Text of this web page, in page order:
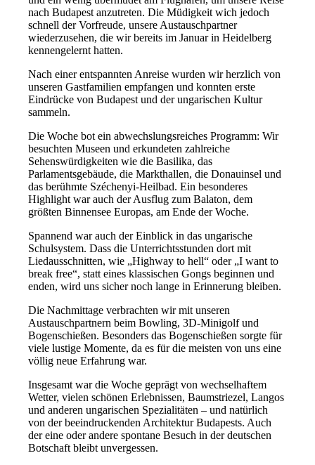
nach Budapest anzutreten. Die Müdigkeit wich jedoch
schnell der Vorfreude, unsere Austauschpartner
wiederzusehen, die wir bereits im Januar in Heidelberg
kennengelernt hatten.
Nach einer entspannten Anreise wurden wir herzlich von
unseren Gastfamilien empfangen und konnten erste
Eindrücke von Budapest und der ungarischen Kultur
sammeln.
Die Woche bot ein abwechslungsreiches Programm: Wir
besuchten Museen und erkundeten zahlreiche
Sehenswürdigkeiten wie die Basilika, das
Parlamentsgebäude, die Markthallen, die Donauinsel und
das berühmte Széchenyi-Heilbad. Ein besonderes
Highlight war auch der Ausflug zum Balaton, dem
größten Binnensee Europas, am Ende der Woche.
Spannend war auch der Einblick in das ungarische
Schulsystem. Dass die Unterrichtsstunden dort mit
Liedausschnitten, wie „Highway to hell“ oder „I want to
break free“, statt eines klassischen Gongs beginnen und
enden, wird uns sicher noch lange in Erinnerung bleiben.
Die Nachmittage verbrachten wir mit unseren
Austauschpartnern beim Bowling, 3D-Minigolf und
Bogenschießen. Besonders das Bogenschießen sorgte für
viele lustige Momente, da es für die meisten von uns eine
völlig neue Erfahrung war.
Insgesamt war die Woche geprägt von wechselhaftem
Wetter, vielen schönen Erlebnissen, Baumstriezel, Langos
und anderen ungarischen Spezialitäten – und natürlich
von der beeindruckenden Architektur Budapests. Auch
der eine oder andere spontane Besuch in der deutschen
Botschaft bleibt unvergessen.